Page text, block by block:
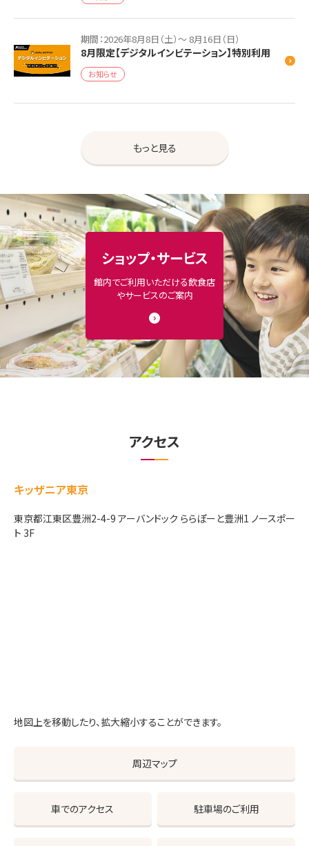
期間：2026年8月8日（土）～ 8月16日（日）
8月限定【デジタルインビテーション】特別利用
お知らせ
もっと見る
ショップ・サービス
館内でご利用いただける飲食店
やサービスのご案内
アクセス
キッザニア東京
東京都江東区豊洲2-4-9 アーバンドック ららぽーと豊洲1 ノースポー
ト 3F
地図上を移動したり、拡大縮小することができます。
周辺マップ
車でのアクセス 駐車場のご利用